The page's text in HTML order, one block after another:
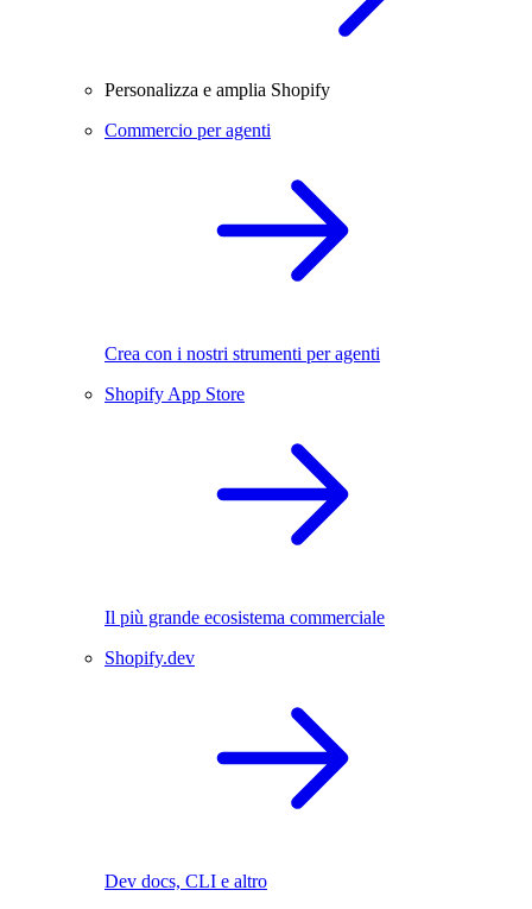
Personalizza e amplia Shopify
Commercio per agenti
Crea con i nostri strumenti per agenti
Shopify App Store
Il più grande ecosistema commerciale
Shopify.dev
Dev docs, CLI e altro